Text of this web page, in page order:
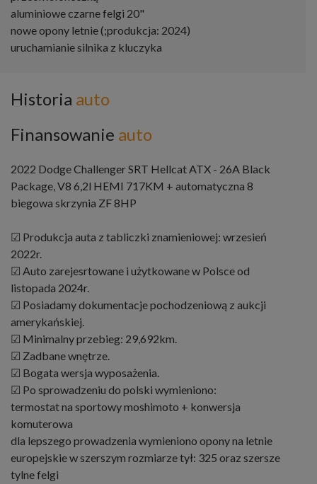
aluminiowe czarne felgi 20"
nowe opony letnie (;produkcja: 2024)
uruchamianie silnika z kluczyka
Historia auto
Finansowanie auto
2022 Dodge Challenger SRT Hellcat ATX - 26A Black
Package, V8 6,2l HEMI 717KM + automatyczna 8
biegowa skrzynia ZF 8HP
☑ Produkcja auta z tabliczki znamieniowej: wrzesień
2022r.
☑ Auto zarejesrtowane i użytkowane w Polsce od
listopada 2024r.
☑ Posiadamy dokumentacje pochodzeniową z aukcji
amerykańskiej.
☑ Minimalny przebieg: 29,692km.
☑ Zadbane wnętrze.
☑ Bogata wersja wyposażenia.
☑ Po sprowadzeniu do polski wymieniono:
termostat na sportowy moshimoto + konwersja
komuterowa
dla lepszego prowadzenia wymieniono opony na letnie
europejskie w szerszym rozmiarze tył: 325 oraz szersze
tylne felgi